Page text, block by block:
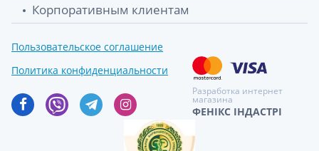
Корпоративным клиентам
Пользовательское соглашение
Политика конфиденциальности
Разработка интернет
магазина
ФЕНІКС ІНДАСТРІ